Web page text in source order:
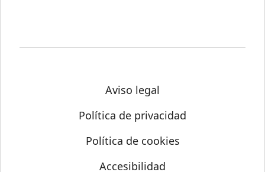
Aviso legal
Política de privacidad
Política de cookies
Accesibilidad